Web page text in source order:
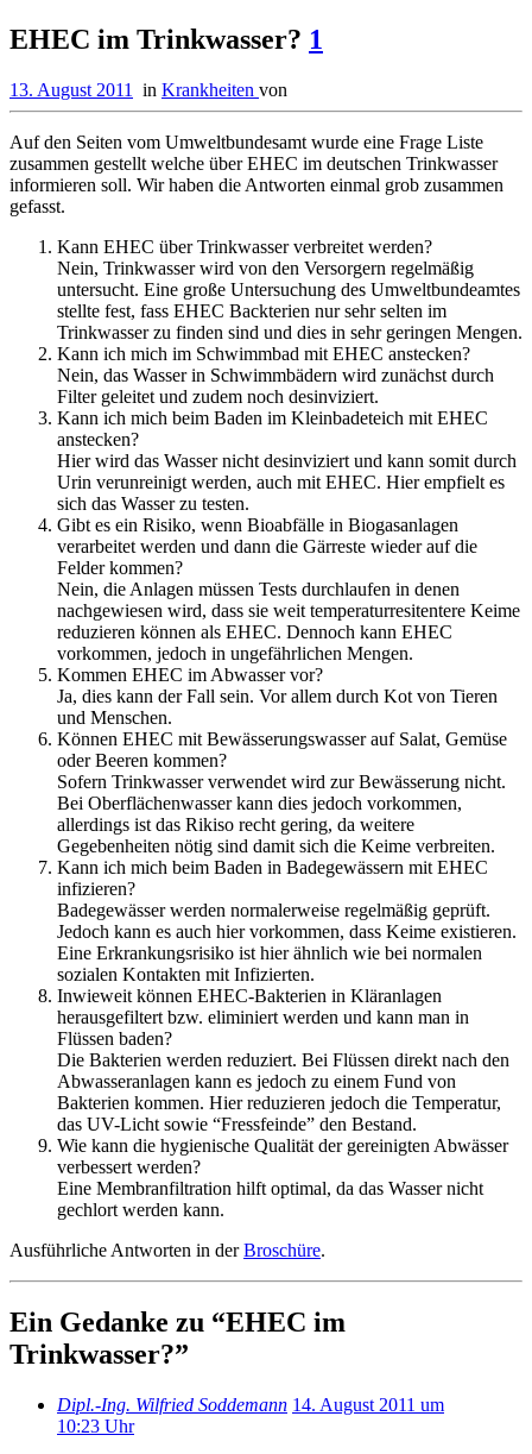
EHEC im Trinkwasser? 1
13. August 2011 in Krankheiten von
Auf den Seiten vom Umweltbundesamt wurde eine Frage Liste
zusammen gestellt welche über EHEC im deutschen Trinkwasser
informieren soll. Wir haben die Antworten einmal grob zusammen
gefasst.
Kann EHEC über Trinkwasser verbreitet werden?
Nein, Trinkwasser wird von den Versorgern regelmäßig
untersucht. Eine große Untersuchung des Umweltbundeamtes
stellte fest, fass EHEC Backterien nur sehr selten im
Trinkwasser zu finden sind und dies in sehr geringen Mengen.
Kann ich mich im Schwimmbad mit EHEC anstecken?
Nein, das Wasser in Schwimmbädern wird zunächst durch
Filter geleitet und zudem noch desinviziert.
Kann ich mich beim Baden im Kleinbadeteich mit EHEC
anstecken?
Hier wird das Wasser nicht desinviziert und kann somit durch
Urin verunreinigt werden, auch mit EHEC. Hier empfielt es
sich das Wasser zu testen.
Gibt es ein Risiko, wenn Bioabfälle in Biogasanlagen
verarbeitet werden und dann die Gärreste wieder auf die
Felder kommen?
Nein, die Anlagen müssen Tests durchlaufen in denen
nachgewiesen wird, dass sie weit temperaturresitentere Keime
reduzieren können als EHEC. Dennoch kann EHEC
vorkommen, jedoch in ungefährlichen Mengen.
Kommen EHEC im Abwasser vor?
Ja, dies kann der Fall sein. Vor allem durch Kot von Tieren
und Menschen.
Können EHEC mit Bewässerungswasser auf Salat, Gemüse
oder Beeren kommen?
Sofern Trinkwasser verwendet wird zur Bewässerung nicht.
Bei Oberflächenwasser kann dies jedoch vorkommen,
allerdings ist das Rikiso recht gering, da weitere
Gegebenheiten nötig sind damit sich die Keime verbreiten.
Kann ich mich beim Baden in Badegewässern mit EHEC
infizieren?
Badegewässer werden normalerweise regelmäßig geprüft.
Jedoch kann es auch hier vorkommen, dass Keime existieren.
Eine Erkrankungsrisiko ist hier ähnlich wie bei normalen
sozialen Kontakten mit Infizierten.
Inwieweit können EHEC-Bakterien in Kläranlagen
herausgefiltert bzw. eliminiert werden und kann man in
Flüssen baden?
Die Bakterien werden reduziert. Bei Flüssen direkt nach den
Abwasseranlagen kann es jedoch zu einem Fund von
Bakterien kommen. Hier reduzieren jedoch die Temperatur,
das UV-Licht sowie “Fressfeinde” den Bestand.
Wie kann die hygienische Qualität der gereinigten Abwässer
verbessert werden?
Eine Membranfiltration hilft optimal, da das Wasser nicht
gechlort werden kann.
Ausführliche Antworten in derBroschüre.
Ein Gedanke zu “EHEC im
Trinkwasser?”
Dipl.-Ing. Wilfried Soddemann 14. August 2011 um
10:23 Uhr